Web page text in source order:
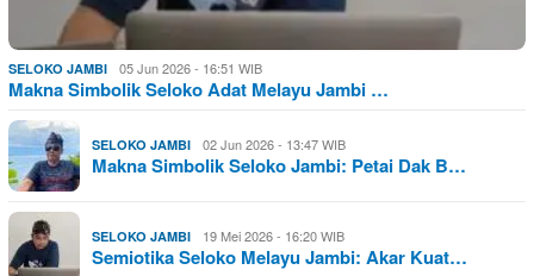
SELOKO JAMBI 05 Jun 2026 - 16:51 WIB
Makna Simbolik Seloko Adat Melayu Jambi …
SELOKO JAMBI 02 Jun 2026 - 13:47 WIB
Makna Simbolik Seloko Jambi: Petai Dak B…
SELOKO JAMBI 19 Mei 2026 - 16:20 WIB
Semiotika Seloko Melayu Jambi: Akar Kuat…